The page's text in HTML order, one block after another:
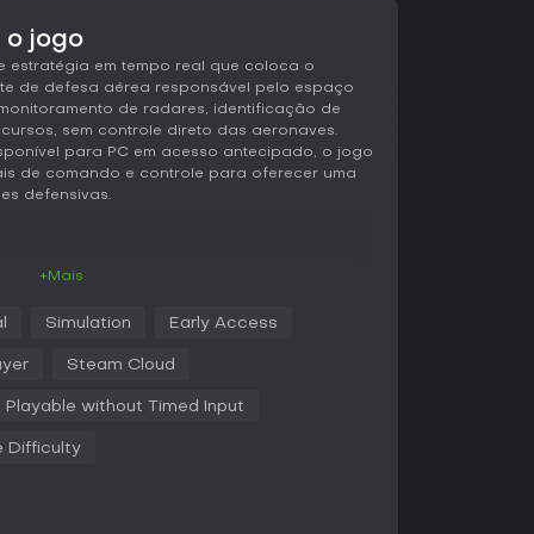
o jogo
estratégia em tempo real que coloca o
de defesa aérea responsável pelo espaço
de radares, identificação de
sem controle direto das aeronaves.
para PC em acesso antecipado, o jogo
de comando e controle para oferecer uma
defensivas.
os recursos disponíveis. O lançamento de
armamento e parâmetros de missão
e inteligência de guerra eletrônica. Esses
incentivando novas partidas para aprimorar
+Mais
Simulation Early Access
Steam Cloud
Playable without Timed Input
Difficulty